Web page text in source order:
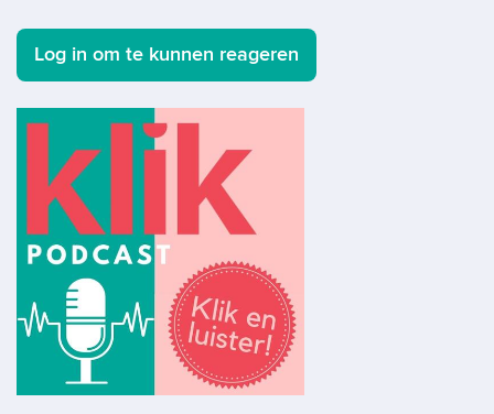
Log in om te kunnen reageren